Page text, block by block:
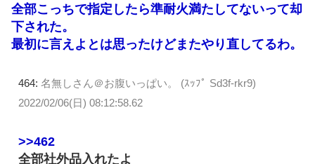
全部こっちで指定したら準耐火満たしてないって却
下された。
最初に言えよとは思ったけどまたやり直してるわ。
464: 名無しさん＠お腹いっぱい。 (ｽｯﾌﾟ Sd3f-rkr9)
2022/02/06(日) 08:12:58.62
>>462
全部社外品入れたよ